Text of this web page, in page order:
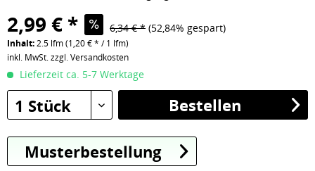
2,99 € * 6,34 € * (52,84% gespart)
Inhalt:2.5 lfm (1,20 € * / 1 lfm)
inkl. MwSt.zzgl. Versandkosten
Lieferzeit ca. 5-7 Werktage
1 Stück Bestellen
Musterbestellung